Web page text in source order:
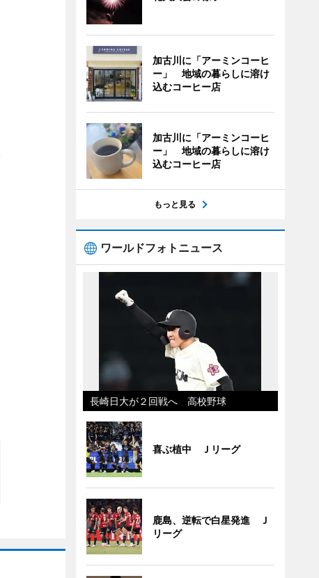
加古川に「アーミンコーヒ
ー」 地域の暮らしに溶け
込むコーヒー店
加古川に「アーミンコーヒ
ー」 地域の暮らしに溶け
込むコーヒー店
もっと見る
ワールドフォトニュース
長崎日大が２回戦へ 高校野球
喜ぶ植中 Ｊリーグ
鹿島、逆転で白星発進 Ｊ
リーグ